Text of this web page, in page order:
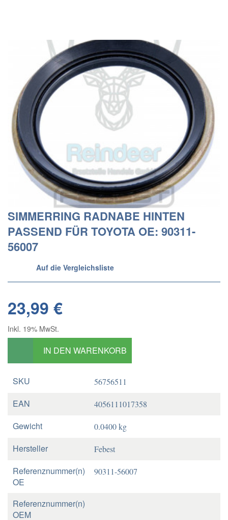
SIMMERRING RADNABE HINTEN
PASSEND FÜR TOYOTA OE: 90311-
56007
Auf die Vergleichsliste
23,99 €
Inkl. 19% MwSt.
IN DEN WARENKORB
SKU 56756511
EAN 4056111017358
Gewicht 0.0400 kg
Hersteller Febest
Referenznummer(n)
OE
90311-56007
Referenznummer(n)
OEM